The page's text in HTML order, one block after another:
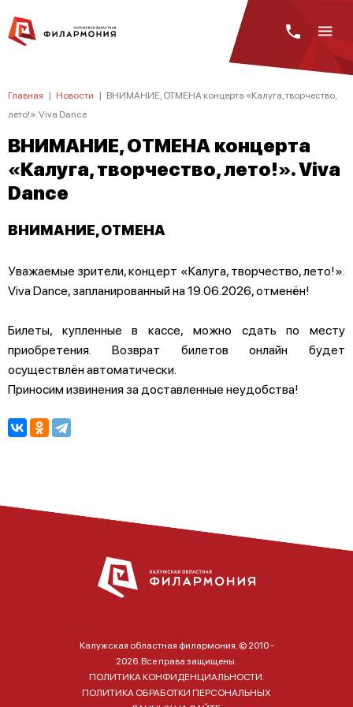
Главная | Новости | ВНИМАНИЕ, ОТМЕНА концерта «Калуга, творчество,
лето!». Viva Dance
ВНИМАНИЕ, ОТМЕНА концерта
«Калуга, творчество, лето!». Viva
Dance
ВНИМАНИЕ, ОТМЕНА
Уважаемые зрители, концерт «Калуга, творчество, лето!».
Viva Dance, запланированный на 19.06.2026, отменён!
Билеты, купленные в кассе, можно сдать по месту
приобретения. Возврат билетов онлайн будет
осуществлён автоматически.
Приносим извинения за доставленные неудобства!
Калужская областная филармония. © 2010 -
2026. Все права защищены.
ПОЛИТИКА КОНФИДЕНЦИАЛЬНОСТИ.
ПОЛИТИКА ОБРАБОТКИ ПЕРСОНАЛЬНЫХ